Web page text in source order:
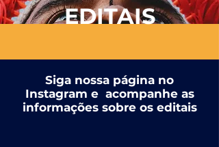
EDITAIS
Siga nossa página no
Instagram e acompanhe as
informações sobre os editais